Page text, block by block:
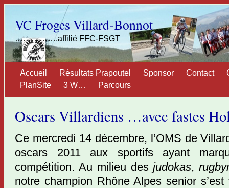
VC Froges Villard-Bonnot
…………….affilié FFC-FSGT
Accueil Résultats Prapoutel Sponsor Contact
PlanSite
3 W… Parcours
Oscars Villardiens …avec fastes
Ce mercredi 14 décembre, l’OMS de
oscars 2011 aux sportifs ayant
compétition. Au milieu desjudokas,
notre champion Rhône Alpes senior